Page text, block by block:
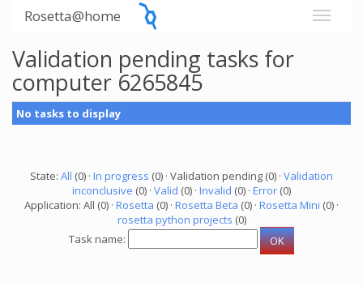
Rosetta@home
Validation pending tasks for
computer 6265845
No tasks to display
State: All (0) · In progress (0) · Validation pending (0) · Validation
inconclusive (0) · Valid (0) · Invalid (0) · Error (0)
Application: All (0) · Rosetta (0) · Rosetta Beta (0) · Rosetta Mini (0) ·
rosetta python projects (0)
Task name: